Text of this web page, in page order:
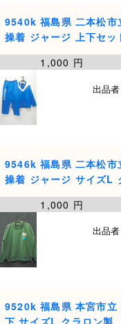
9540k 福島県 二本松市
操着 ジャージ 上下セッ
1,000 円
出品
9546k 福島県 二本松市
操着 ジャージ サイズL
1,000 円
出品
9520k 福島県 本宮市立
下 サイズL クラロン製